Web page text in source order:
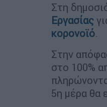
Στη
Εργασίας
κορονοϊό.
Στην
στο 100%
5η μέρα θα